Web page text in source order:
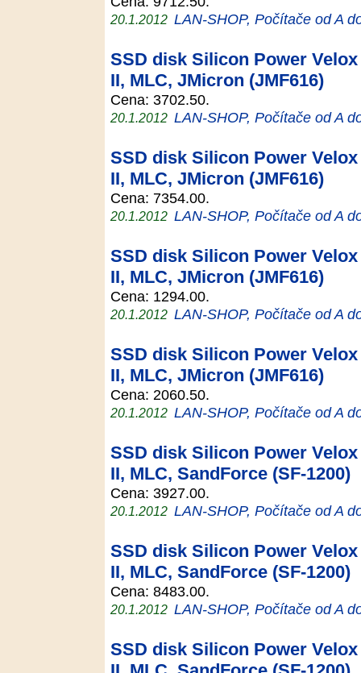
20.1.2012 LAN-SHOP, Počítače od A
SSD disk Silicon Power Velox
II, MLC, JMicron (JMF616)
Cena: 3702.50.
20.1.2012 LAN-SHOP, Počítače od A
SSD disk Silicon Power Velox
II, MLC, JMicron (JMF616)
Cena: 7354.00.
20.1.2012 LAN-SHOP, Počítače od A
SSD disk Silicon Power Velox
II, MLC, JMicron (JMF616)
Cena: 1294.00.
20.1.2012 LAN-SHOP, Počítače od A
SSD disk Silicon Power Velox
II, MLC, JMicron (JMF616)
Cena: 2060.50.
20.1.2012 LAN-SHOP, Počítače od A
SSD disk Silicon Power Velox
II, MLC, SandForce (SF-1200)
Cena: 3927.00.
20.1.2012 LAN-SHOP, Počítače od A
SSD disk Silicon Power Velox
II, MLC, SandForce (SF-1200)
Cena: 8483.00.
20.1.2012 LAN-SHOP, Počítače od A
SSD disk Silicon Power Velox